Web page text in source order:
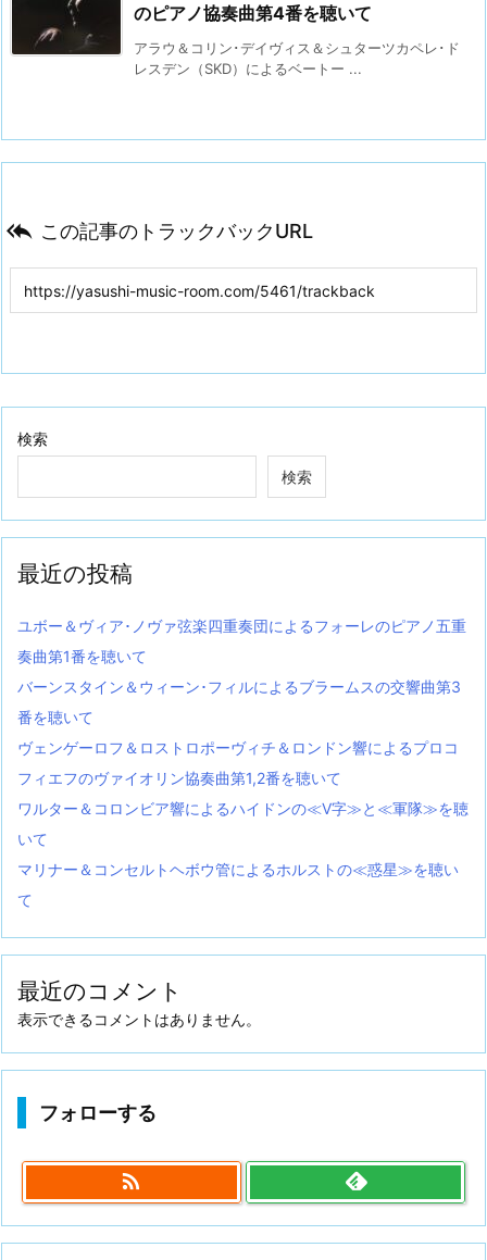
のピアノ協奏曲第4番を聴いて
アラウ＆コリン･デイヴィス＆シュターツカペレ･ド
レスデン（SKD）によるベートー ...
 この記事のトラックバックURL
検索
検索
最近の投稿
ユボー＆ヴィア･ノヴァ弦楽四重奏団によるフォーレのピアノ五重
奏曲第1番を聴いて
バーンスタイン＆ウィーン･フィルによるブラームスの交響曲第3
番を聴いて
ヴェンゲーロフ＆ロストロポーヴィチ＆ロンドン響によるプロコ
フィエフのヴァイオリン協奏曲第1,2番を聴いて
ワルター＆コロンビア響によるハイドンの≪V字≫と≪軍隊≫を聴
いて
マリナー＆コンセルトヘボウ管によるホルストの≪惑星≫を聴い
て
最近のコメント
表示できるコメントはありません。
フォローする
